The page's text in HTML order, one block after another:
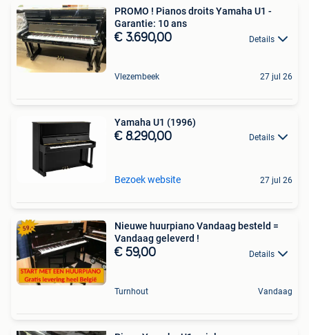
PROMO ! Pianos droits Yamaha U1 -
Garantie: 10 ans
€ 3.690,00 Details
Vlezembeek 27 jul 26
Yamaha U1 (1996)
€ 8.290,00 Details
Bezoek website 27 jul 26
Nieuwe huurpiano Vandaag besteld =
Vandaag geleverd !
€ 59,00 Details
Turnhout Vandaag